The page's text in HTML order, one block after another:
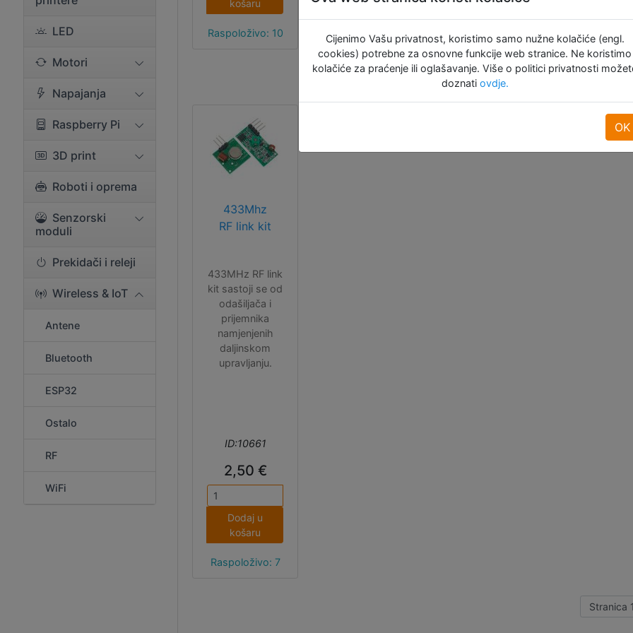
LED
Motori
Napajanja
Raspberry Pi
3D print
Roboti i oprema
Senzorski
moduli
Prekidači i releji
Wireless & IoT
Antene
Bluetooth
ESP32
Ostalo
RF
WiFi
košaru
Raspoloživo: 10
Dodaj u
košaru
Raspoloživo: 4
košaru
Raspoloživo:
22
433Mhz
RF link kit
433MHz RF link
kit sastoji se od
odašiljača i
prijemnika
namjenjenih
daljinskom
upravljanju.
ID:10661
2,50 €
Dodaj u
košaru
Raspoloživo: 7
Cijenimo Vašu privatnost, koristimo samo nužne kolačiće (engl.
cookies) potrebne za osnovne funkcije web stranice. Ne koristimo
kolačiće za praćenje ili oglašavanje. Više o politici privatnosti
doznatiovdje.
OK